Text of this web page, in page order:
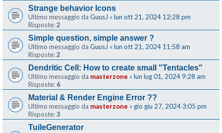
Strange behavior Icons
Ultimo messaggio da GuusJ « lun ott 21, 2024 12:28 pm
Risposte:2
Simple question, simple answer ?
Ultimo messaggio da GuusJ « lun ott 21, 2024 11:58 am
Risposte:2
Dendritic Cell: How to create small "Tentacles"
Ultimo messaggio da masterzone « lun lug 01, 2024 9:28 am
Risposte: 6
Material & Render Engine Error ??
Ultimo messaggio da masterzone « gio giu 27, 2024 3:05 pm
Risposte:3
TuileGenerator